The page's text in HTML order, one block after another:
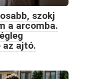
szokj
a arcomba.
ajtó.